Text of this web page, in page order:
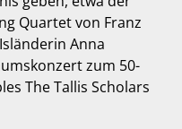
Quartet von Franz
Anna
zum 50-
The Tallis Scholars